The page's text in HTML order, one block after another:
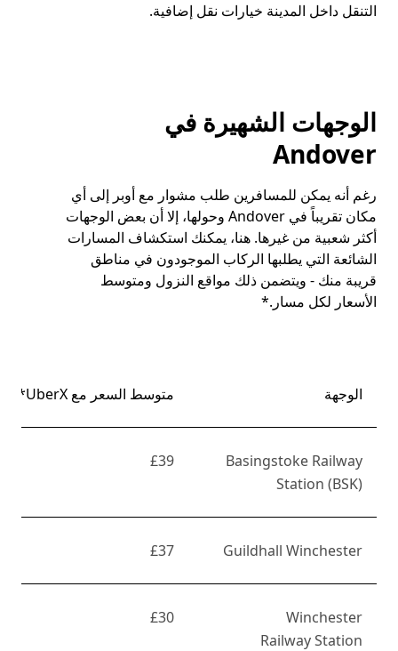
التنقل داخل المدينة خيارات نقل إضافية.
الوجهات الشهيرة في
Andover
رغم أنه يمكن للمسافرين طلب مشوار مع أوبر إلى أي
مكان تقريباً في Andover وحولها، إلا أن بعض الوجهات
أكثر شعبية من غيرها. هنا، يمكنك استكشاف المسارات
الشائعة التي يطلبها الركاب الموجودون في مناطق
قريبة منك - ويتضمن ذلك مواقع النزول ومتوسط
الأسعار لكل مسار.*
الوجهة متوسط السعر مع UberX*
Basingstoke Railway
Station (BSK)
£39
Guildhall Winchester
£37
Winchester
Railway Station
£30